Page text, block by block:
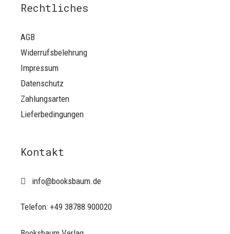
Rechtliches
AGB
Widerrufsbelehrung
Impressum
Datenschutz
Zahlungsarten
Lieferbedingungen
Kontakt
info@booksbaum.de
Telefon: +49 38788 900020